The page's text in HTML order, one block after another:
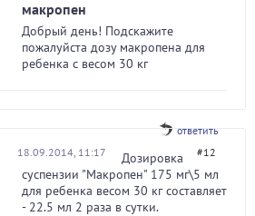
макропен
Добрый день! Подскажите
пожалуйста дозу макропена для
ребенка с весом 30 кг
ответить
18.09.2014, 11:17 #12
Дозировка
суспензии "Макропен" 175 мг\5 мл
для ребенка весом 30 кг составляет
- 22.5 мл 2 раза в сутки.